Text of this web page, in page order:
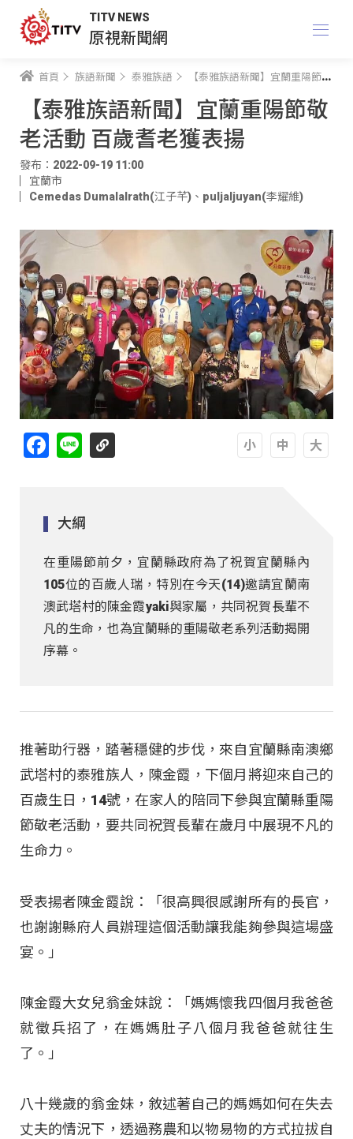
TITV NEWS
原視新聞網
首頁 族語新聞 泰雅族語 【泰雅族語新聞】宜蘭重陽節敬老活動 百歲耆老獲表揚
【泰雅族語新聞】宜蘭重陽節敬
老活動 百歲耆老獲表揚
發布：2022-09-19 11:00
宜蘭市
Cemedas Dumalalrath(江子芊) 、 puljaljuyan(李耀維)
Facebook
Line
大綱
在重陽節前夕，宜蘭縣政府為了祝賀宜蘭縣內
105位的百歲人瑞，特別在今天(14)邀請宜蘭南
澳武塔村的陳金霞yaki與家屬，共同祝賀長輩不
凡的生命，也為宜蘭縣的重陽敬老系列活動揭開
序幕。
推著助行器，踏著穩健的步伐，來自宜蘭縣南澳鄉
武塔村的泰雅族人，陳金霞，下個月將迎來自己的
百歲生日，14號，在家人的陪同下參與宜蘭縣重陽
節敬老活動，要共同祝賀長輩在歲月中展現不凡的
生命力。
受表揚者陳金霞說：「很高興很感謝所有的長官，
也謝謝縣府人員辦理這個活動讓我能夠參與這場盛
宴。」
陳金霞大女兒翁金妹說：「媽媽懷我四個月我爸爸
就徵兵招了，在媽媽肚子八個月我爸爸就往生
了。」
八十幾歲的翁金妹，敘述著自己的媽媽如何在失去
丈夫的情況下，透過務農和以物易物的方式拉拔自